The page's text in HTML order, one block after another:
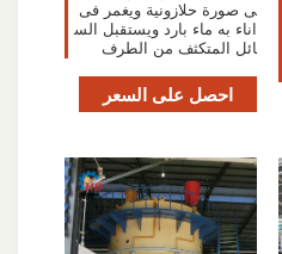
ى صورة حلازونية ويغمر فى
اناء به ماء بارد ويستقبل الس
ائل المتكثف من الطرف
احصل على السعر